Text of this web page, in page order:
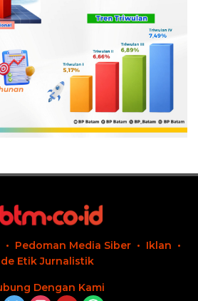
Pedoman Media Siber
Iklan
Etik Jurnalistik
Dengan Kami